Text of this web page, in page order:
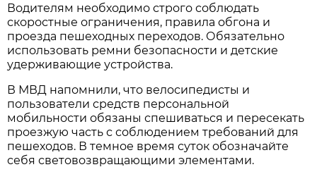
Водителям необходимо строго соблюдать
скоростные ограничения, правила обгона и
проезда пешеходных переходов. Обязательно
использовать ремни безопасности и детские
удерживающие устройства.
В МВД напомнили, что велосипедисты и
пользователи средств персональной
мобильности обязаны спешиваться и пересекать
проезжую часть с соблюдением требований для
пешеходов. В темное время суток обозначайте
себя световозвращающими элементами.